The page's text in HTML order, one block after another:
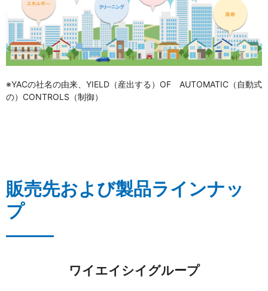
※YACの社名の由来、YIELD（産出する）OF AUTOMATIC（自動式
の）CONTROLS（制御）
販売先および製品ラインナッ
プ
ワイエイシイグループ